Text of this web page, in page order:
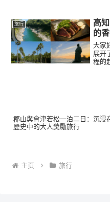
伸至
於奔
旅行
高
的
大家
展开
程的
郡山與會津若松一泊二日：沉浸
歷史中的大人獎勵旅行
主页 旅行